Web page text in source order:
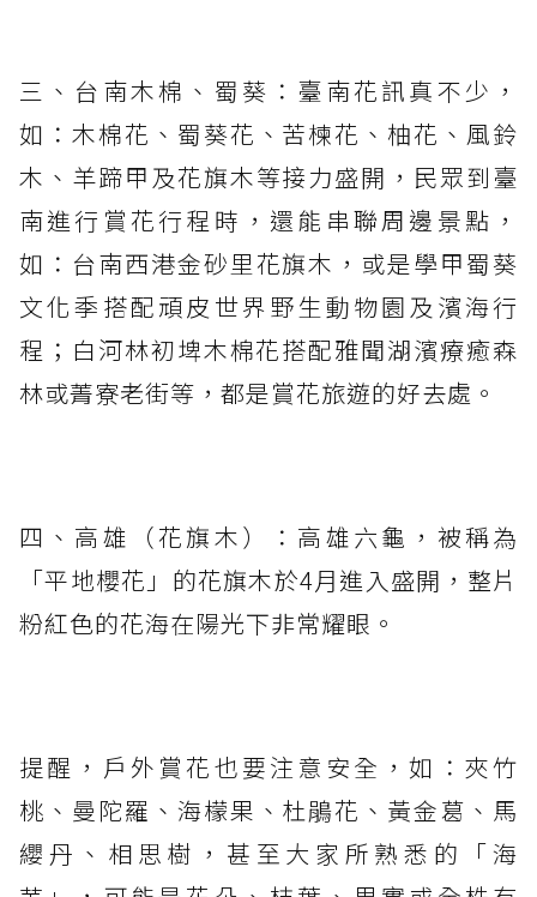
三、台南木棉、蜀葵：臺南花訊真不少，
如：木棉花、蜀葵花、苦楝花、柚花、風鈴
木、羊蹄甲及花旗木等接力盛開，民眾到臺
南進行賞花行程時，還能串聯周邊景點，
如：台南西港金砂里花旗木，或是學甲蜀葵
文化季搭配頑皮世界野生動物園及濱海行
程；白河林初埤木棉花搭配雅聞湖濱療癒森
林或菁寮老街等，都是賞花旅遊的好去處。
四、高雄（花旗木）：高雄六龜，被稱為
「平地櫻花」的花旗木於4月進入盛開，整片
粉紅色的花海在陽光下非常耀眼。
提醒，戶外賞花也要注意安全，如：夾竹
桃、曼陀羅、海檬果、杜鵑花、黃金葛、馬
纓丹、相思樹，甚至大家所熟悉的「海